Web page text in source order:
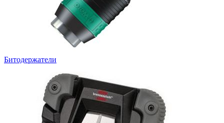
Битодержатели